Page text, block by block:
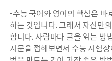
-수능 국어와 영어의 핵심은 바
하는 것입니다. 그래서 자신만
합니다. 사람마다 글을 읽는 방
지문을 접해보면서 수능 시험